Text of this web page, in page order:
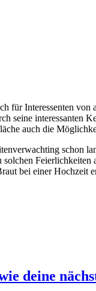
für Interessenten
seine interessanten
auch die
schon
bei einer Hochzeit
deine